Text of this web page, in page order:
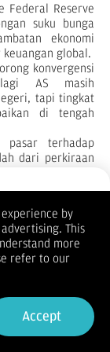
Federal Reserve
suku bunga
ekonomi
global.
konvergensi
AS masih
tapi tingkat
di tengah
pasar terhadap
dari perkiraan
yang kembali
bulanan, Rabu
RDG, Fed Fund
dan satu kali
25 basis
akan
dengan total
by
This
more
refer to our
Accept